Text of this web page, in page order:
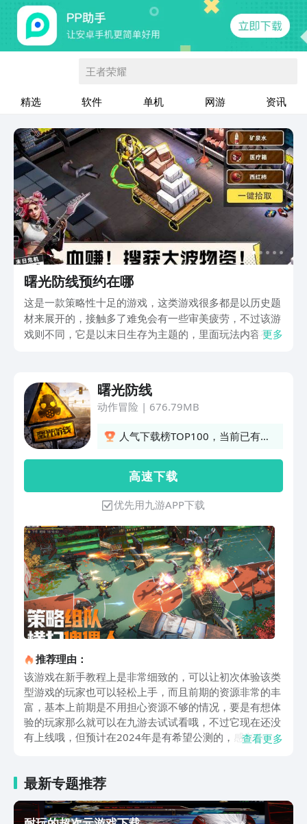
王者荣耀
精选 软件 单机 网游 资讯
曙光防线预约在哪
这是一款策略性十足的游戏，这类游戏很多都是以历史题
材来展开的，接触多了难免会有一些审美疲劳，不过该游
戏则不同，它是以末日生存为主题的，里面玩法内容有很
吧，那么就快来这里看看吧。
更多
曙光防线
动作冒险 | 676.79MB
人气下载榜TOP100，当前已有
高 速 下 载
优先用九游APP下载
推荐理由：
该游戏在新手教程上是非常细致的，可以让初次体验该类
型游戏的玩家也可以轻松上手，而且前期的资源非常的丰
富，基本上前期是不用担心资源不够的情况，要是有想体
验的玩家那么就可以在九游去试试看哦，不过它现在还没
有上线哦，但预计在2024年是有希望公测的，感兴趣的
第一次体验生存类游戏的玩家一定要去按照系统所指示的
步骤来操作一下。它可以快速将游戏的基础玩法和操作教
给大家，学会之后面对前期是完全没有问题的。而且只要
查看更多
最新专题推荐